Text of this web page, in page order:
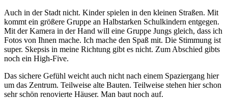
Auch in der Stadt nicht. Kinder spielen in den kleinen Straßen. Mit
kommt ein größere Gruppe an Halbstarken Schulkindern entgegen.
Mit der Kamera in der Hand will eine Gruppe Jungs gleich, dass ich
Fotos von Ihnen mache. Ich mache den Spaß mit. Die Stimmung ist
super. Skepsis in meine Richtung gibt es nicht. Zum Abschied gibts
noch ein High-Five.
Das sichere Gefühl weicht auch nicht nach einem Spaziergang hier
um das Zentrum. Teilweise alte Bauten. Teilweise stehen hier schon
sehr schön renovierte Häuser. Man baut noch auf.